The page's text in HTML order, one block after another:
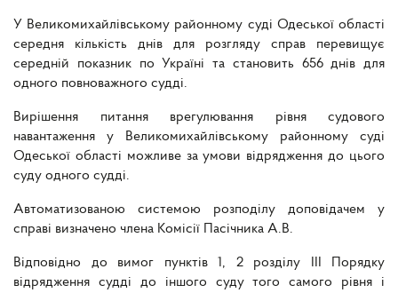
У Великомихайлівському районному суді Одеської області
середня кількість днів для розгляду справ перевищує
середній показник по Україні та становить 656 днів для
одного повноважного судді.
Вирішення питання врегулювання рівня судового
навантаження у
Великомихайлівському районному суді
Одеської області можливе за умови відрядження до цього
суду одного судді.
Автоматизованою системою розподілу доповідачем у
справі визначено члена Комісії Пасічника А.В.
Відповідно до вимог пунктів 1, 2 розділу III Порядку
відрядження судді до іншого суду того самого рівня і